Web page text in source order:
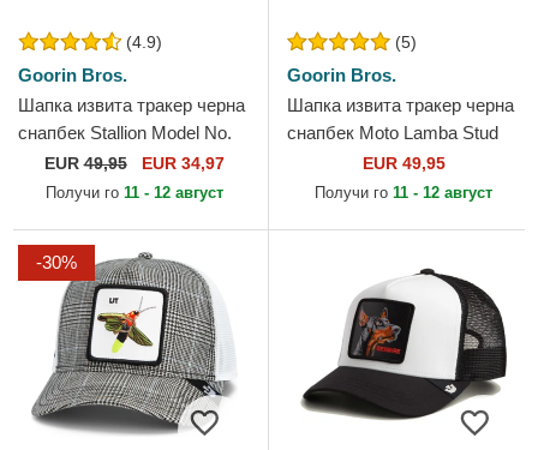
(4.9)
Goorin Bros.
Шапка извита тракер черна
снапбек Stallion Model No.
5741110N Rodeo The Farm
от Goorin Bros.
EUR49,95 EUR 34,97
Получи го 11 - 12 август
(5)
Goorin Bros.
Шапка извита тракер черна
снапбек Moto Lamba Stud
The Farm от Goorin Bros.
EUR 49,95
Получи го 11 - 12 август
-30%